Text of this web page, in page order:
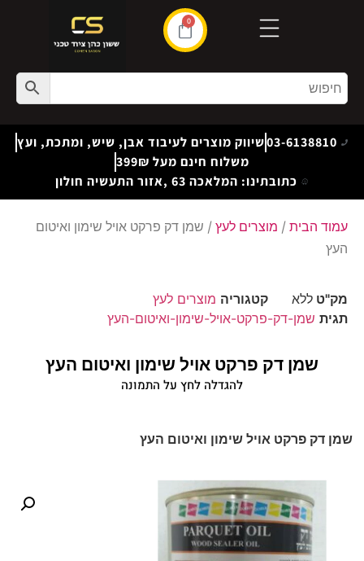
0
03-6138810שיווק מוצרים לעיבוד אבן, שיש, ומתכת, ועץ
משלוח חינם מעל 399₪
כתובתינו: המלאכה 63 ,אזור התעשיה חולון
עמוד הבית / מוצרים לעץ / שמן דק פרקט אויל שימון ואיטום
העץ
מק"ט ללא קטגוריה מוצרים לעץ
תגית שמן-דק-פרקט-אויל-שימון-ואיטום-העץ
שמן דק פרקט אויל שימון ואיטום העץ
להגדלה לחץ על התמונה
שמן דק פרקט אויל שימון ואיטום העץ